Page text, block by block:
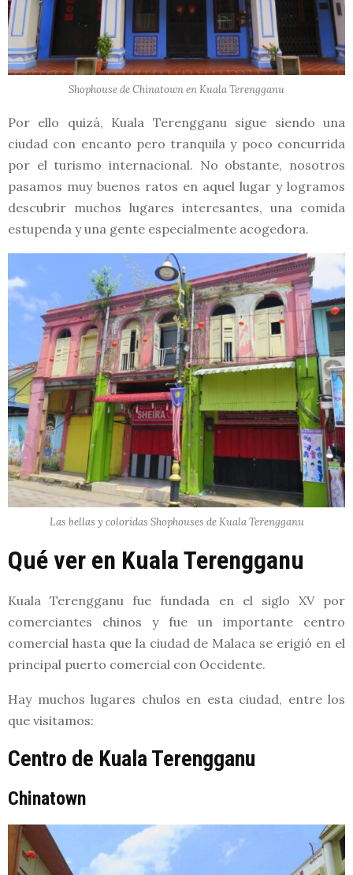
Shophouse de Chinatown en Kuala Terengganu
Por ello quizá, Kuala Terengganu sigue siendo una
ciudad con encanto pero tranquila y poco concurrida
por el turismo internacional. No obstante, nosotros
pasamos muy buenos ratos en aquel lugar y logramos
descubrir muchos lugares interesantes, una comida
estupenda y una gente especialmente acogedora.
Las bellas y coloridas Shophouses de Kuala Terengganu
Qué ver en Kuala Terengganu
Kuala Terengganu fue fundada en el siglo XV por
comerciantes chinos y fue un importante centro
comercial hasta que la ciudad de Malaca se erigió en el
principal puerto comercial con Occidente.
Hay muchos lugares chulos en esta ciudad, entre los
que visitamos:
Centro de Kuala Terengganu
Chinatown